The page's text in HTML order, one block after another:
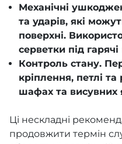
Механічні
та ударів, які
поверхні.
серветки під
Контроль стану.
кріплення, петлі
шафах та висувних
Ці нескладні
продовжити термін